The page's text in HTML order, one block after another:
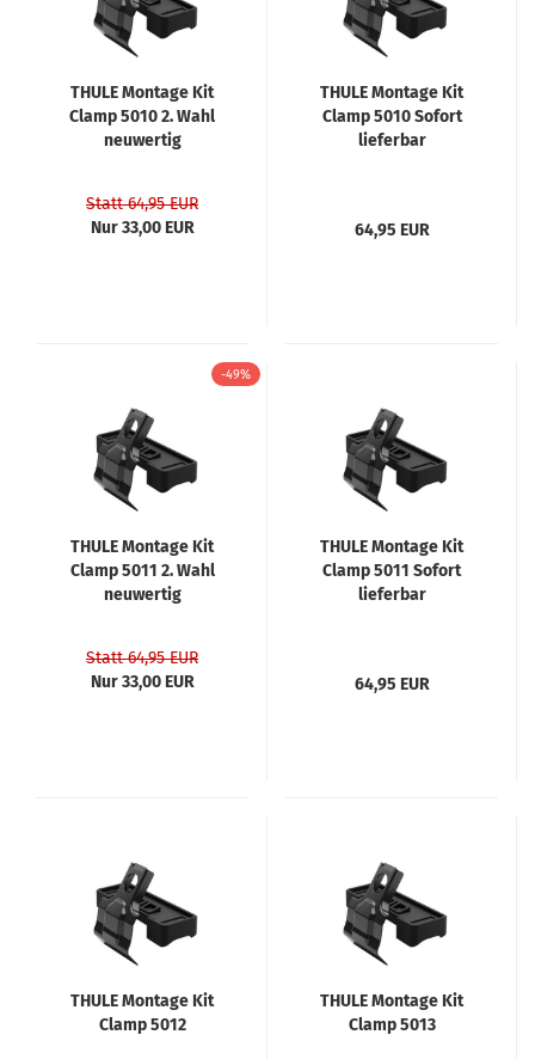
THULE Montage Kit
Clamp 5010 2. Wahl
neuwertig
Statt 64,95 EUR
Nur 33,00 EUR
THULE Montage Kit
Clamp 5010 Sofort
lieferbar
64,95 EUR
-49%
THULE Montage Kit
Clamp 5011 2. Wahl
neuwertig
Statt 64,95 EUR
Nur 33,00 EUR
THULE Montage Kit
Clamp 5011 Sofort
lieferbar
64,95 EUR
THULE Montage Kit
Clamp 5012
THULE Montage Kit
Clamp 5013